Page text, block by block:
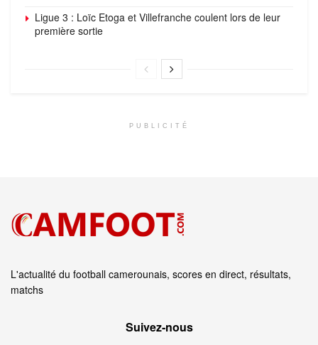
Ligue 3 : Loïc Etoga et Villefranche coulent lors de leur
première sortie
PUBLICITÉ
L'actualité du football camerounais, scores en direct, résultats,
matchs
Suivez‑nous